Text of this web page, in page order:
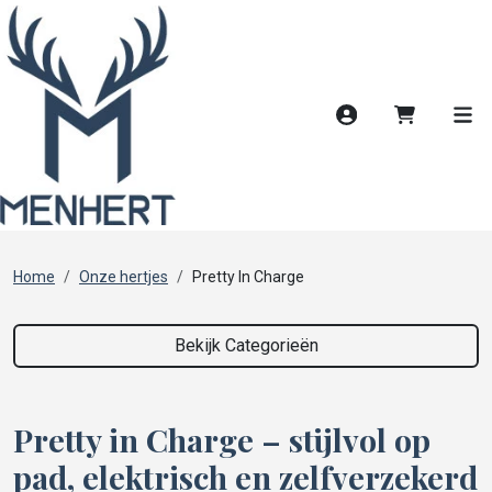
Account
Home Onze hertjes Pretty In Charge
Bekijk Categorieën
Pretty in Charge – stijlvol op
pad, elektrisch en zelfverzekerd